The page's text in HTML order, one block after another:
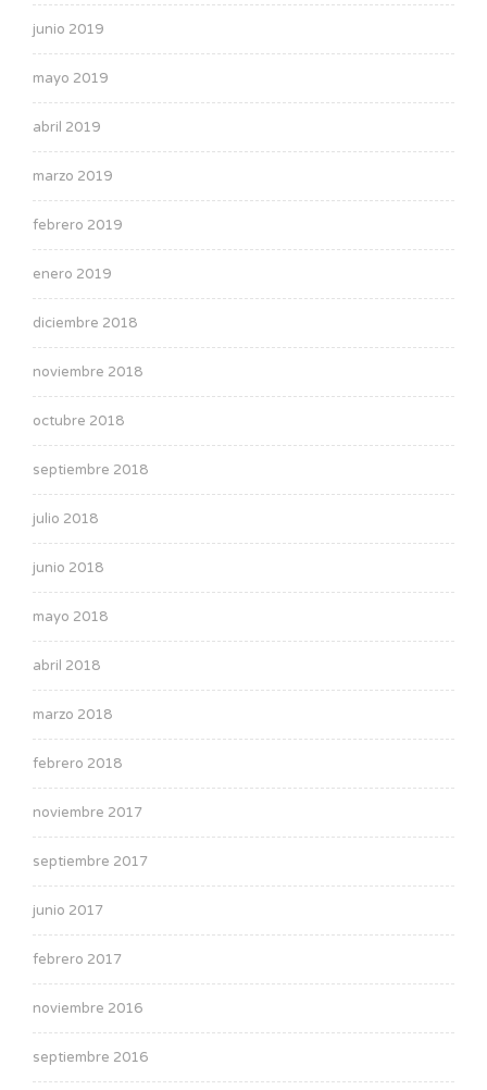
junio 2019
mayo 2019
abril 2019
marzo 2019
febrero 2019
enero 2019
diciembre 2018
noviembre 2018
octubre 2018
septiembre 2018
julio 2018
junio 2018
mayo 2018
abril 2018
marzo 2018
febrero 2018
noviembre 2017
septiembre 2017
junio 2017
febrero 2017
noviembre 2016
septiembre 2016